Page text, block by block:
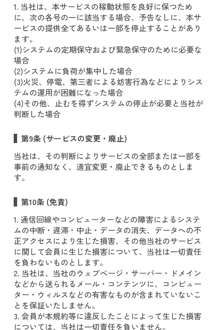
1. 当社は、本サービスの稼動状態を良好に保つため
に、次の各号の一に該当する場合、予告なしに、本サ
ービスの提供全てあるいは一部を停止することがあり
ます。
(1)システムの定期保守および緊急保守のために必要な
場合
(2)システムに負荷が集中した場合
(3)火災、停電、第三者による妨害行為などによりシス
テムの運用が困難になった場合
(4)その他、止むを得ずシステムの停止が必要と当社が
判断した場合
第9条 (サービスの変更・廃止)
当社は、その判断によりサービスの全部または一部を
事前の通知なく、適宜変更・廃止できるものとしま
す。
第10条 (免責)
1. 通信回線やコンピューターなどの障害によるシステ
ムの中断・遅滞・中止・データの消失、データへの不
正アクセスにより生じた損害、その他当社のサービス
に関して会員に生じた損害について、当社は一切責任
を負わないものとします。
2. 当社は、当社のウェブページ・サーバー・ドメイン
などから送られるメール・コンテンツに、コンピュー
ター・ウィルスなどの有害なものが含まれていないこ
とを保証いたしません。
3. 会員が本規約等に違反したことによって生じた損害
については、当社は一切責任を負いません。